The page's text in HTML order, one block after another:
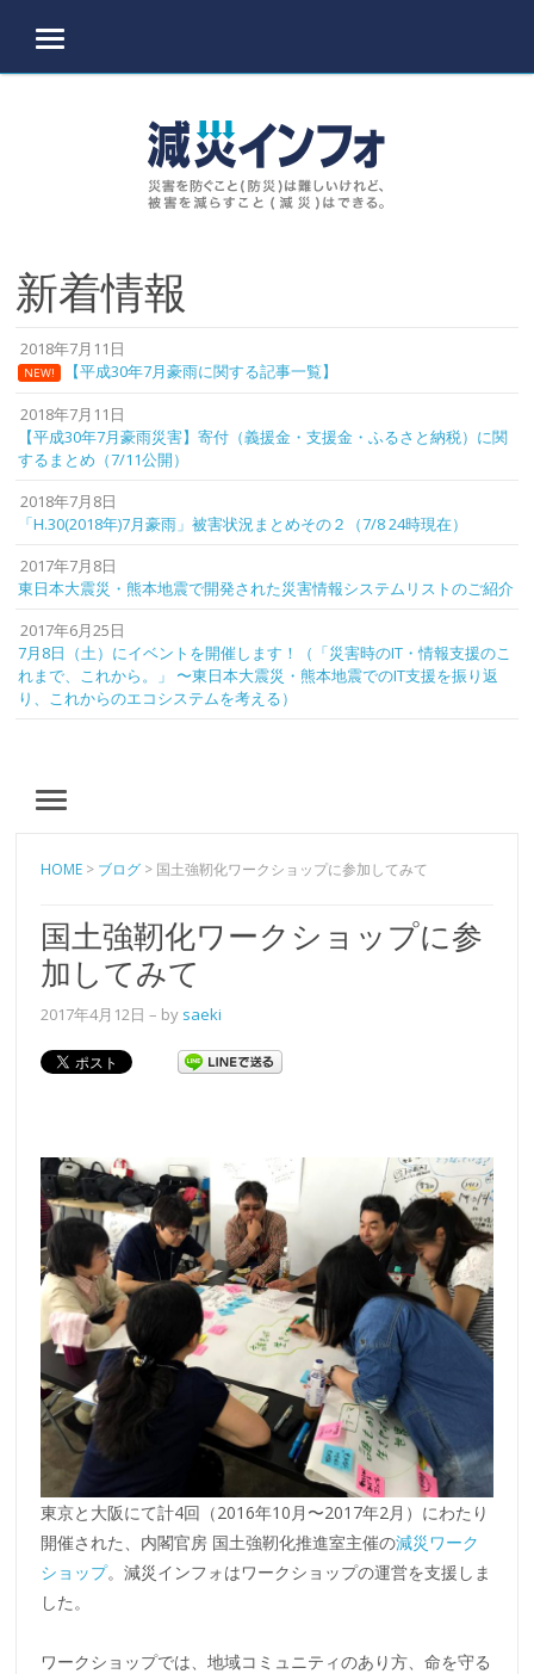
MENU
新着情報
2018年7月11日
NEW! 【平成30年7月豪雨に関する記事一覧】
2018年7月11日
【平成30年7月豪雨災害】寄付（義援金・支援金・ふるさと納税）に関
するまとめ（7/11公開）
2018年7月8日
「H.30(2018年)7月豪雨」被害状況まとめその２（7/8 24時現在）
2017年7月8日
東日本大震災・熊本地震で開発された災害情報システムリストのご紹介
2017年6月25日
7月8日（土）にイベントを開催します！（「災害時のIT・情報支援のこ
れまで、これから。」 〜東日本大震災・熊本地震でのIT支援を振り返
り、これからのエコシステムを考える）
MENU
HOME > ブログ > 国土強靭化ワークショップに参加してみて
国土強靭化ワークショップに参
加してみて
2017年4月12日 – by saeki
東京と大阪にて計4回（2016年10月〜2017年2月）にわたり
開催された、内閣官房 国土強靭化推進室主催の減災ワーク
ショップ。減災インフォはワークショップの運営を支援しま
した。
ワークショップでは、地域コミュニティのあり方、命を守る